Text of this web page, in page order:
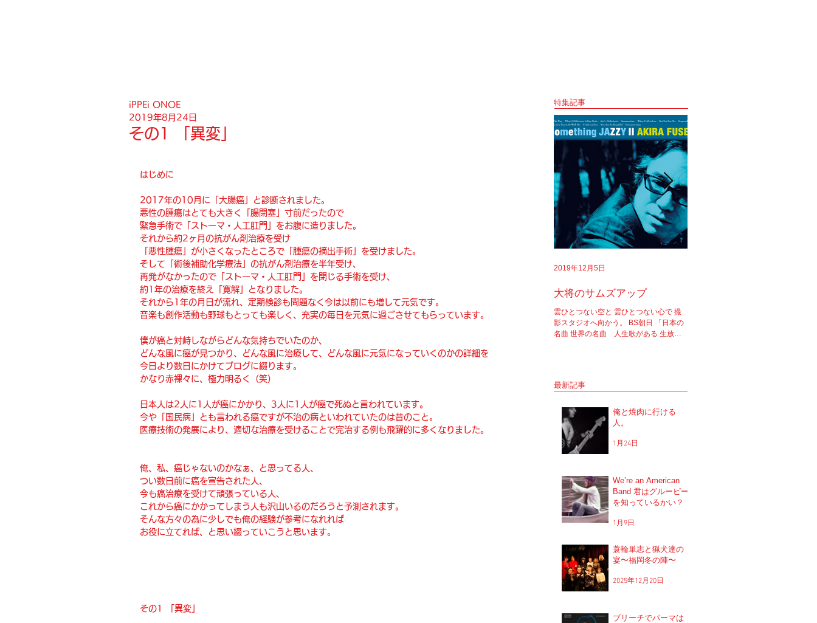
その1 「異変」
iPPEi ONOE
2019年8月24日
はじめに
2017年の10月に「大腸癌」と診断されました。
悪性の腫瘍はとても大きく「腸閉塞」寸前だったので
緊急手術で「ストーマ・人工肛門」をお腹に造りました。
それから約2ヶ月の抗がん剤治療を受け
「悪性腫瘍」が小さくなったところで「腫瘍の摘出手術」を受けました。
そして「術後補助化学療法」の抗がん剤治療を半年受け、
再発がなかったので「ストーマ・人工肛門」を閉じる手術を受け、
約1年の治療を終え「寛解」となりました。
それから1年の月日が流れ、定期検診も問題なく今は以前にも増して元気です。
音楽も創作活動も野球もとっても楽しく、充実の毎日を元気に過ごさせてもらっています。
僕が癌と対峙しながらどんな気持ちでいたのか、
どんな風に癌が見つかり、どんな風に治療して、どんな風に元気になっていくのかの詳細を
今日より数日にかけてブログに綴ります。
かなり赤裸々に、極力明るく（笑）
日本人は2人に1人が癌にかかり、3人に1人が癌で死ぬと言われています。
今や「国民病」とも言われる癌ですが不治の病といわれていたのは昔のこと。
医療技術の発展により、適切な治療を受けることで完治する例も飛躍的に多くなりました。
俺、私、癌じゃないのかなぁ、と思ってる人、
つい数日前に癌を宣告された人、
今も癌治療を受けて頑張っている人、
これから癌にかかってしまう人も沢山いるのだろうと予測されます。
そんな方々の為に少しでも俺の経験が参考になれれば
お役に立てれば、と思い綴っていこうと思います。
その1 「異変」
特集記事
大将のサムズアップ
雲ひとつない空と 雲ひとつない心で 撮
影スタジオへ向かう。 BS朝日 「日本の
名曲 世界の名曲 人生歌がある 生放送 5
2019年12月5日
最新記事
俺と焼肉に行ける
人。
1月24日
We’re an American
Band 君はグルーピー
を知っているかい？
1月9日
蓑輪単志と猟犬達の
宴〜福岡冬の陣〜
2025年12月20日
ブリーチでパーマは